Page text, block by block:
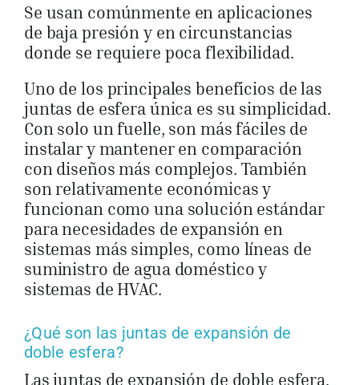
Se usan comúnmente en aplicaciones
de baja presión y en circunstancias
donde se requiere poca flexibilidad.
Uno de los principales beneficios de las
juntas de esfera única es su simplicidad.
Con solo un fuelle, son más fáciles de
instalar y mantener en comparación
con diseños más complejos. También
son relativamente económicas y
funcionan como una solución estándar
para necesidades de expansión en
sistemas más simples, como líneas de
suministro de agua doméstico y
sistemas de HVAC.
¿Qué son las juntas de expansión de
doble esfera?
Las juntas de expansión de doble esfera,